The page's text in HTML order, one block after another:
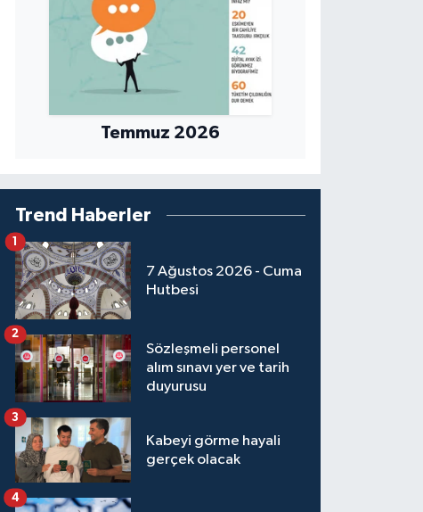
Temmuz 2026
Trend Haberler
7 Ağustos 2026 - Cuma
Hutbesi
1
Sözleşmeli personel
alım sınavı yer ve tarih
duyurusu
2
Kabeyi görme hayali
gerçek olacak
3
4